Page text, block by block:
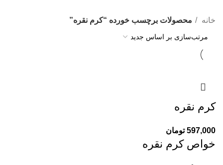
خانه محصولات برچسب خورده “کرم نقره”
کرم نقره
597,000 تومان
خواص کرم نقره